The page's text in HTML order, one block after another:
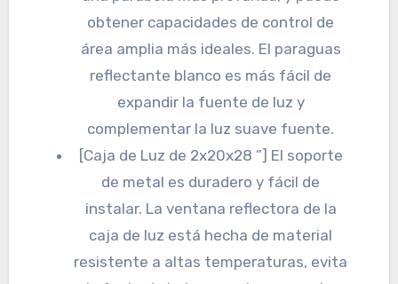
obtener capacidades de control de
área amplia más ideales. El paraguas
reflectante blanco es más fácil de
expandir la fuente de luz y
complementar la luz suave fuente.
[Caja de Luz de 2x20x28 ”] El soporte
de metal es duradero y fácil de
instalar. La ventana reflectora de la
caja de luz está hecha de material
resistente a altas temperaturas, evita